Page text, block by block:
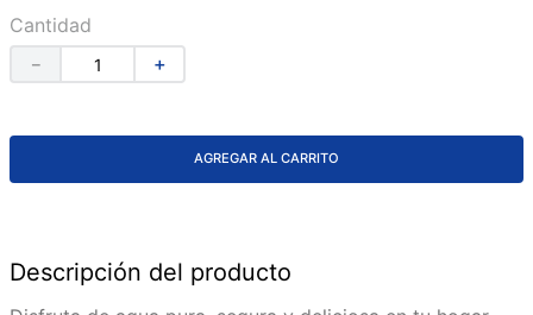
Cantidad
＋
－
AGREGAR AL CARRITO
Descripción del producto